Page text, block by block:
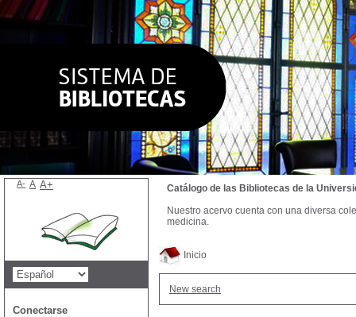
Inicio
New search
Catálogo de las Bibliotecas de la
Nuestro acervo cuenta con una diversa
medicina.
A- A A+
Conectarse